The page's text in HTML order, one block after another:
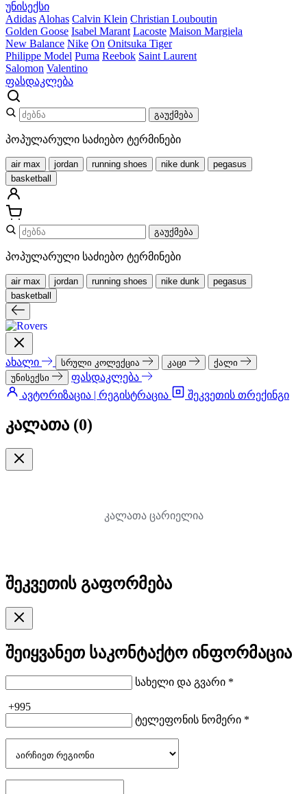
უნისექსი
Adidas Alohas Calvin Klein Christian Louboutin
Golden Goose Isabel Marant Lacoste Maison Margiela
New Balance Nike On Onitsuka Tiger
Philippe Model Puma Reebok Saint Laurent
Salomon Valentino
ფასდაკლება
გაუქმება
პოპულარული საძიებო ტერმინები
air max jordan running shoes nike dunk
pegasus
basketball
გაუქმება
პოპულარული საძიებო ტერმინები
air max jordan running shoes nike dunk
pegasus
basketball
ახალი სრული კოლექცია კაცი
ქალი
უნისექსი
ფასდაკლება
ავტორიზაცია | რეგისტრაცია
შეკვეთის თრექინგი
კალათა (0)
კალათა ცარიელია
შეკვეთის გაფორმება
შეიყვანეთ საკონტაქტო ინფორმაცია
სახელი და გვარი *
+995
ტელეფონის ნომერი *